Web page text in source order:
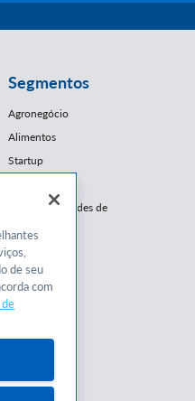
Segmentos
Agronegócio
Alimentos
Startup
Franquias / Redes de
Moda
Moveleiro
Saúde
Turismo
Mercopar
de seu
com